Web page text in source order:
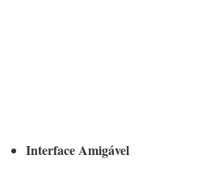
Interface Amigável